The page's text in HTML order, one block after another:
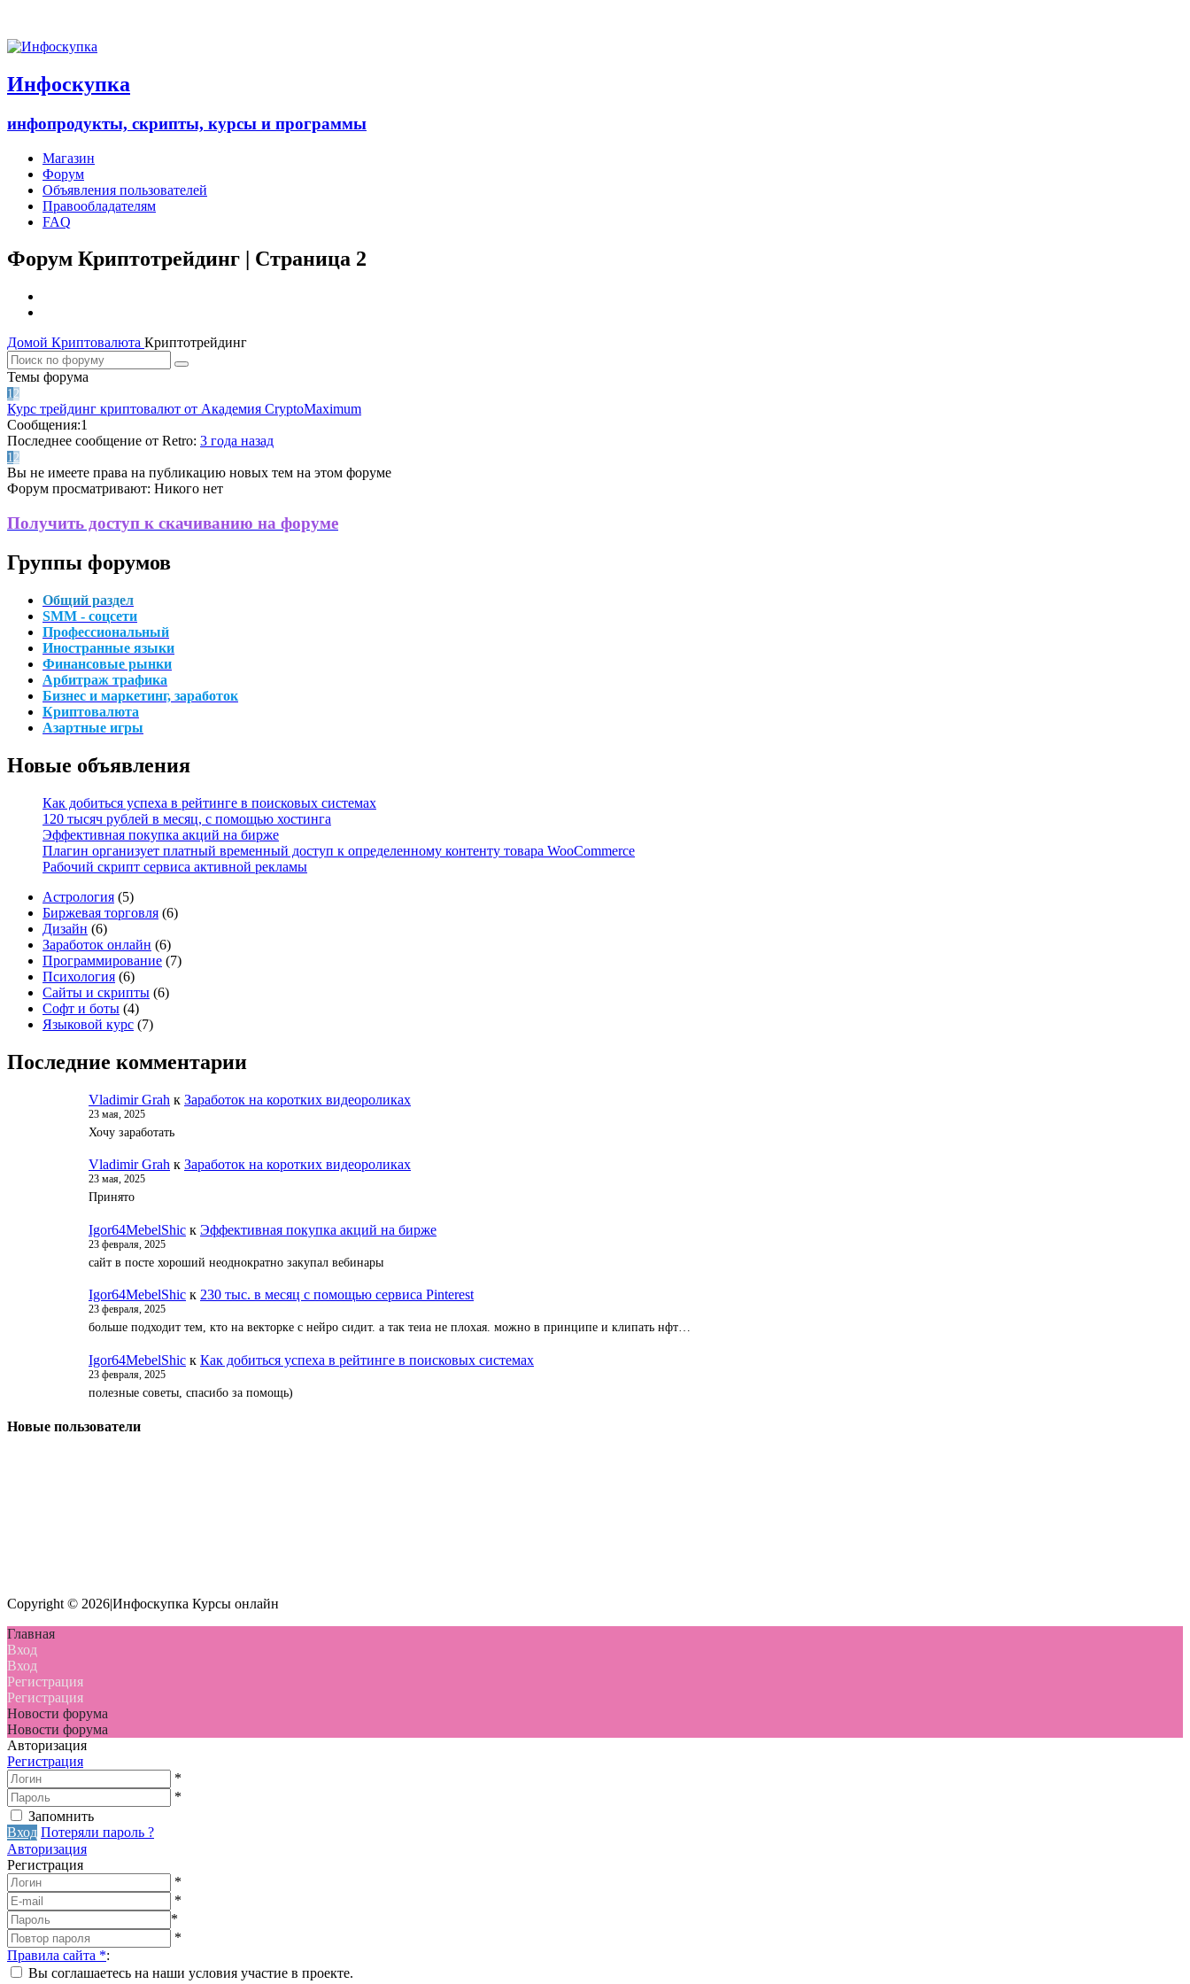
Инфоскупка
инфопродукты, скрипты, курсы и программы
Магазин
Форум
Объявления пользователей
Правообладателям
FAQ
Форум Криптотрейдинг | Страница 2
Домой Криптовалюта Криптотрейдинг
Темы форума
12
Курс трейдинг криптовалют от Академия CryptoMaximum
Сообщения:1
Последнее сообщение от Retro: 3 года назад
12
Вы не имеете права на публикацию новых тем на этом форуме
Форум просматривают: Никого нет
Получить доступ к скачиванию на форуме
Группы форумов
Общий раздел
SMM - соцсети
Профессиональный
Иностранные языки
Финансовые рынки
Арбитраж трафика
Бизнес и маркетинг, заработок
Криптовалюта
Азартные игры
Новые объявления
Как добиться успеха в рейтинге в поисковых системах
120 тысяч рублей в месяц, с помощью хостинга
Эффективная покупка акций на бирже
Плагин организует платный временный доступ к определенному контенту товара WooCommerce
Рабочий скрипт сервиса активной рекламы
Астрология 55
товаров
Биржевая торговля 66
Дизайн 66
товаров
Заработок онлайн 66
товаров
Программирование 77
Психология 66
товаров
Сайты и скрипты 66
Софт и боты 44
товара
Языковой курс 77
Последние комментарии
Vladimir Grah к Заработок на коротких видеороликах
23 мая, 2025
Хочу заработать
Vladimir Grah к Заработок на коротких видеороликах
23 мая, 2025
Принято
Igor64MebelShic к Эффективная покупка акций на бирже
23 февраля, 2025
сайт в посте хороший неоднократно закупал вебинары
Igor64MebelShic к 230 тыс. в месяц с помощью сервиса Pinterest
23 февраля, 2025
больше подходит тем, кто на векторке с нейро сидит. а так теиа не плохая. можно в принципе и клипать нфт…
Igor64MebelShic к Как добиться успеха в рейтинге в поисковых системах
23 февраля, 2025
полезные советы, спасибо за помощь)
Новые пользователи
Copyright © 2026|Инфоскупка Курсы онлайн
Главная
Вход
Вход
Регистрация
Регистрация
Новости форума
Новости форума
Авторизация
Регистрация
*
*
Запомнить
Вход Потеряли пароль ?
Авторизация
Регистрация
*
*
*
*
Правила сайта *:
Вы соглашаетесь на наши условия участие в проекте.